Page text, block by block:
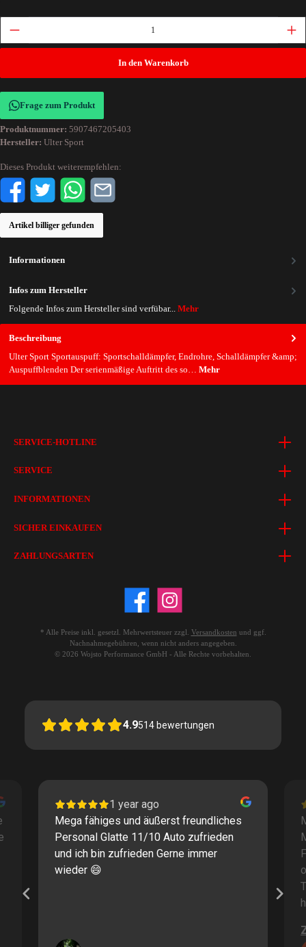
In den Warenkorb
Frage zum Produkt
Produktnummer: 5907467205403
Hersteller: Ulter Sport
Dieses Produkt weiterempfehlen:
Artikel billiger gefunden
Beschreibung
Ulter Sport Sportauspuff: Sportschalldämpfer, Endrohre, Schalldämpfer &amp;
Auspuffblenden Der serienmäßige Auftritt des so… Mehr
Informationen
Infos zum Hersteller
Folgende Infos zum Hersteller sind verfübar... Mehr
SERVICE-HOTLINE
SERVICE
INFORMATIONEN
SICHER EINKAUFEN
ZAHLUNGSARTEN
* Alle Preise inkl. gesetzl. Mehrwertsteuer zzgl. Versandkosten und ggf.
Nachnahmegebühren, wenn nicht anders angegeben.
© 2026 Wojsto Performance GmbH - Alle Rechte vorbehalten.
4.9514 bewertungen
1 year ago
Mega fähiges und äußerst freundliches
Personal Glatte 11/10 Auto zufrieden
und ich bin zufrieden Gerne immer
wieder 😄